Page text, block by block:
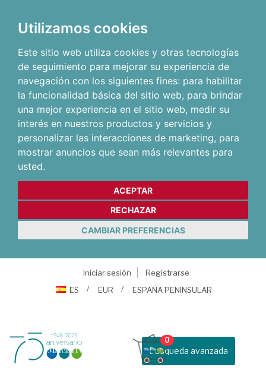
Utilizamos cookies
Este sitio web utiliza cookies y otras tecnologías
de seguimiento para mejorar su experiencia de
navegación con los siguientes fines: para habilitar
la funcionalidad básica del sitio web, para brindar
una mejor experiencia en el sitio web, medir su
interés en nuestros productos y servicios y
personalizar las interacciones de marketing, para
mostrar anuncios que sean más relevantes para
usted.
ACEPTAR
RECHAZAR
CAMBIAR PREFERENCIAS
Iniciar sesión
Registrarse
ES
EUR ESPAÑA PENINSULAR
Busqueda avanzada
0